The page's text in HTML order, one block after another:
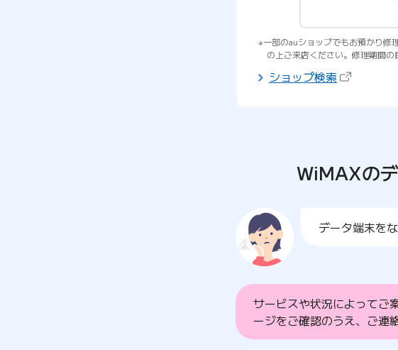
一部のauショップでもお預かり修
の上ご来店ください。修理期間の
ショップ検索（新しいタ
WiMAXの
データ端末を
サービスや状況によってご
ージをご確認のうえ、ご連